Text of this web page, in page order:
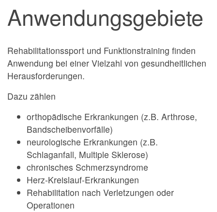
Anwendungsgebiete
Rehabilitationssport und Funktionstraining finden
Anwendung bei einer Vielzahl von gesundheitlichen
Herausforderungen.
Dazu zählen
orthopädische Erkrankungen (z.B. Arthrose,
Bandscheibenvorfälle)
neurologische Erkrankungen (z.B.
Schlaganfall, Multiple Sklerose)
chronisches Schmerzsyndrome
Herz-Kreislauf-Erkrankungen
Rehabilitation nach Verletzungen oder
Operationen